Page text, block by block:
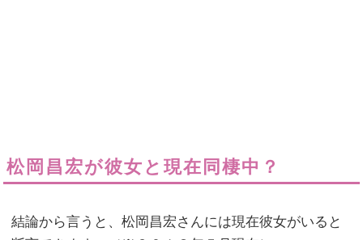
松岡昌宏が彼女と現在同棲中？
結論から言うと、松岡昌宏さんには現在彼女がいると